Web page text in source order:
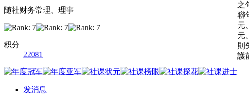
随社财务常理、理事
积分
22081
发消息
之
聯
元
元
則
護